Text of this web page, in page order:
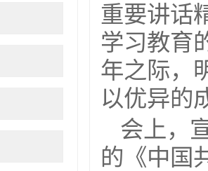
重要讲话
学习教育
年之际，
以优异的
会上，
的《中国